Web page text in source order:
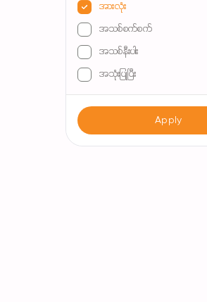
အားလုံး
အသစ်စက်စက်
အသစ်နီးပါး
အသုံးပြုပြီး
Apply